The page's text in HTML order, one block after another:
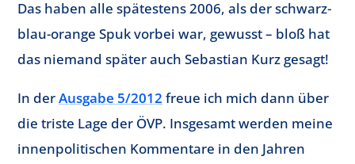
Das haben alle spätestens 2006, als der schwarz-
blau-orange Spuk vorbei war, gewusst – bloß hat
das niemand später auch Sebastian Kurz gesagt!
In derAusgabe 5/2012 freue ich mich dann über
die triste Lage der ÖVP. Insgesamt werden meine
innenpolitischen Kommentare in den Jahren